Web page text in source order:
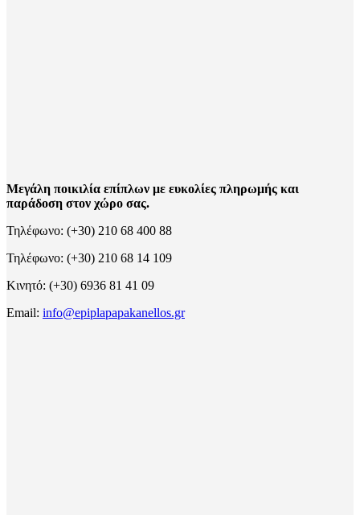
Μεγάλη ποικιλία επίπλων με ευκολίες πληρωμής και
παράδοση στον χώρο σας.
Τηλέφωνο: (+30) 210 68 400 88
Τηλέφωνο: (+30) 210 68 14 109
Κινητό: (+30) 6936 81 41 09
Email: info@epiplapapakanellos.gr